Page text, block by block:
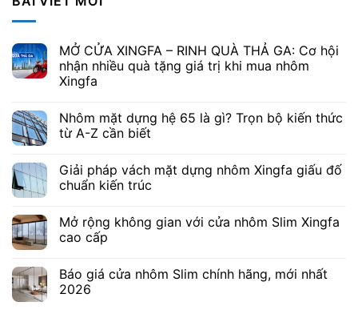
MỞ CỬA XINGFA – RINH QUÀ THẢ GA: Cơ hội
nhận nhiều quà tặng giá trị khi mua nhôm
Xingfa
Nhôm mặt dựng hệ 65 là gì? Trọn bộ kiến thức
từ A-Z cần biết
Giải pháp vách mặt dựng nhôm Xingfa giấu đố
chuẩn kiến trúc
Mở rộng không gian với cửa nhôm Slim Xingfa
cao cấp
Báo giá cửa nhôm Slim chính hãng, mới nhất
2026